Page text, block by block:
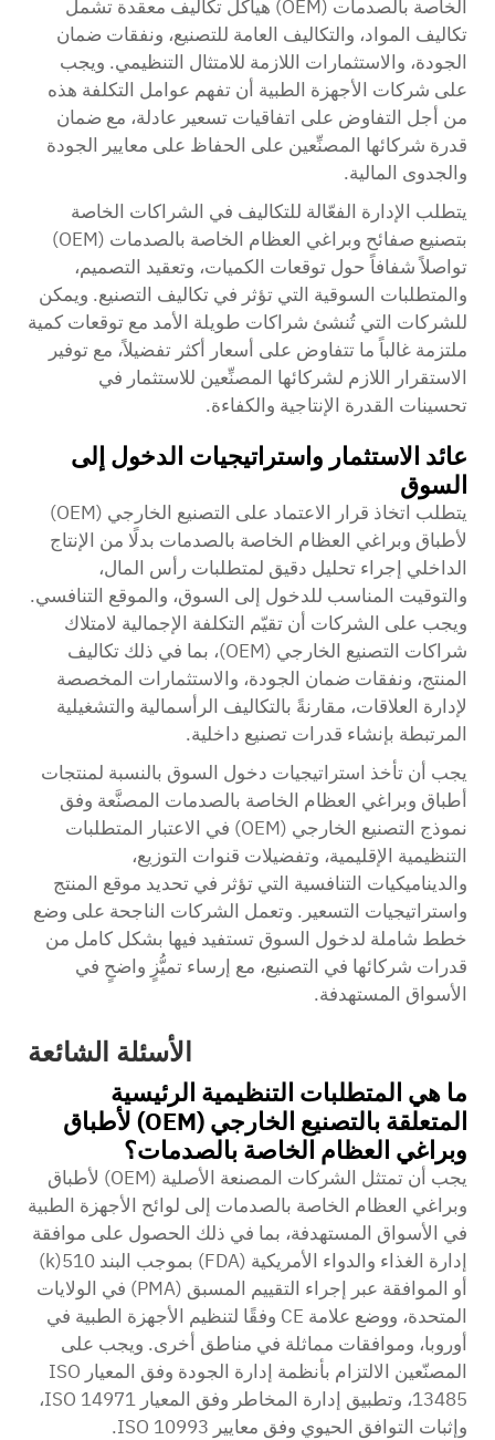
الخاصة بالصدمات (OEM) هياكل تكاليف معقدة تشمل
تكاليف المواد، والتكاليف العامة للتصنيع، ونفقات ضمان
الجودة، والاستثمارات اللازمة للامتثال التنظيمي. ويجب
على شركات الأجهزة الطبية أن تفهم عوامل التكلفة هذه
من أجل التفاوض على اتفاقيات تسعير عادلة، مع ضمان
قدرة شركائها المصنِّعين على الحفاظ على معايير الجودة
والجدوى المالية.
يتطلب الإدارة الفعّالة للتكاليف في الشراكات الخاصة
بتصنيع صفائح وبراغي العظام الخاصة بالصدمات (OEM)
تواصلاً شفافاً حول توقعات الكميات، وتعقيد التصميم،
والمتطلبات السوقية التي تؤثر في تكاليف التصنيع. ويمكن
للشركات التي تُنشئ شراكات طويلة الأمد مع توقعات كمية
ملتزمة غالباً ما تتفاوض على أسعار أكثر تفضيلاً، مع توفير
الاستقرار اللازم لشركائها المصنِّعين للاستثمار في
تحسينات القدرة الإنتاجية والكفاءة.
عائد الاستثمار واستراتيجيات الدخول إلى
السوق
يتطلب اتخاذ قرار الاعتماد على التصنيع الخارجي (OEM)
لأطباق وبراغي العظام الخاصة بالصدمات بدلًا من الإنتاج
الداخلي إجراء تحليل دقيق لمتطلبات رأس المال،
والتوقيت المناسب للدخول إلى السوق، والموقع التنافسي.
ويجب على الشركات أن تقيّم التكلفة الإجمالية لامتلاك
شراكات التصنيع الخارجي (OEM)، بما في ذلك تكاليف
المنتج، ونفقات ضمان الجودة، والاستثمارات المخصصة
لإدارة العلاقات، مقارنةً بالتكاليف الرأسمالية والتشغيلية
المرتبطة بإنشاء قدرات تصنيع داخلية.
يجب أن تأخذ استراتيجيات دخول السوق بالنسبة لمنتجات
أطباق وبراغي العظام الخاصة بالصدمات المصنَّعة وفق
نموذج التصنيع الخارجي (OEM) في الاعتبار المتطلبات
التنظيمية الإقليمية، وتفضيلات قنوات التوزيع،
والديناميكيات التنافسية التي تؤثر في تحديد موقع المنتج
واستراتيجيات التسعير. وتعمل الشركات الناجحة على وضع
خطط شاملة لدخول السوق تستفيد فيها بشكل كامل من
قدرات شركائها في التصنيع، مع إرساء تميُّزٍ واضحٍ في
الأسواق المستهدفة.
الأسئلة الشائعة
ما هي المتطلبات التنظيمية الرئيسية
المتعلقة بالتصنيع الخارجي (OEM) لأطباق
وبراغي العظام الخاصة بالصدمات؟
يجب أن تمتثل الشركات المصنعة الأصلية (OEM) لأطباق
وبراغي العظام الخاصة بالصدمات إلى لوائح الأجهزة الطبية
في الأسواق المستهدفة، بما في ذلك الحصول على موافقة
إدارة الغذاء والدواء الأمريكية (FDA) بموجب البند 510(k)
أو الموافقة عبر إجراء التقييم المسبق (PMA) في الولايات
المتحدة، ووضع علامة CE وفقًا لتنظيم الأجهزة الطبية في
أوروبا، وموافقات مماثلة في مناطق أخرى. ويجب على
المصنّعين الالتزام بأنظمة إدارة الجودة وفق المعيار ISO
13485، وتطبيق إدارة المخاطر وفق المعيار ISO 14971،
وإثبات التوافق الحيوي وفق معايير ISO 10993.